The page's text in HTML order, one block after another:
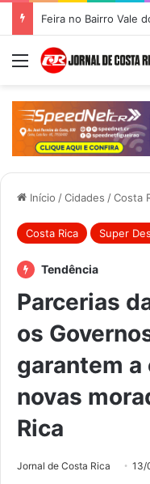
Menu
Início /Cidades /Costa
Costa Rica Super
Tendência
Parcerias
os
garantem
novas
Rica
Jornal de Costa Rica 13/